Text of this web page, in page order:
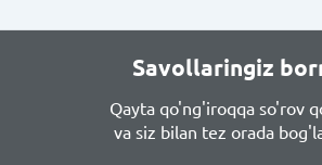
Savollaringiz
Qayta qo'ng'iroqqa so'rov
va siz bilan tez orada